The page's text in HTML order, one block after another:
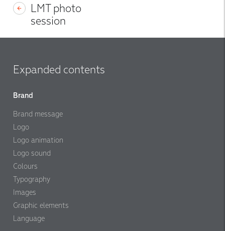
LMT photo
session
Expanded contents
Brand
Brand message
Logo
Logo animation
Logo sound
Colours
Typography
Images
Graphic elements
Language